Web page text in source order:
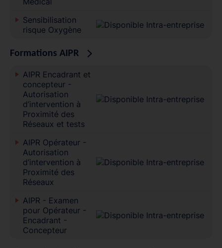
Sensibilisation
risque Oxygène
Formations AIPR
AIPR Encadrant et
concepteur -
Autorisation
d’intervention à
Proximité des
Réseaux et tests
AIPR Opérateur -
Autorisation
d’intervention à
Proximité des
Réseaux
AIPR - Examen
pour Opérateur -
Encadrant -
Concepteur